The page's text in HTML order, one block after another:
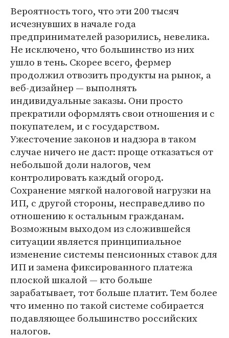
Вероятность того, что эти 200 тысяч
исчезнувших в начале года
предпринимателей разорились, невелика.
Не исключено, что большинство из них
ушло в тень. Скорее всего, фермер
продолжил отвозить продукты на рынок, а
веб-дизайнер — выполнять
индивидуальные заказы. Они просто
прекратили оформлять свои отношения и с
покупателем, и с государством.
Ужесточение законов и надзора в таком
случае ничего не даст: проще отказаться от
небольшой доли налогов, чем
контролировать каждый огород.
Сохранение мягкой налоговой нагрузки на
ИП, с другой стороны, несправедливо по
отношению к остальным гражданам.
Возможным выходом из сложившейся
ситуации является принципиальное
изменение системы пенсионных ставок для
ИП и замена фиксированного платежа
плоской шкалой — кто больше
зарабатывает, тот больше платит. Тем более
что именно по такой системе собирается
подавляющее большинство российских
налогов.